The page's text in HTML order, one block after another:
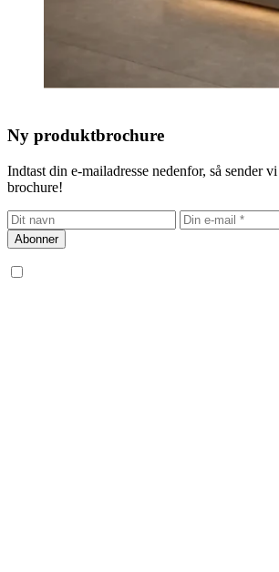
Ny produktbrochure
Indtast din e-mailadresse nedenfor, så sender
brochure!
Abonner